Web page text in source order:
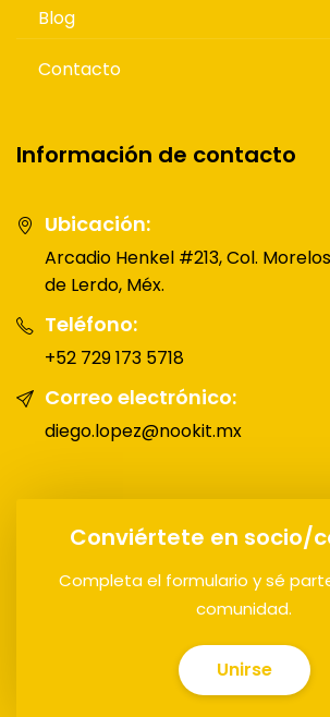
Blog
Contacto
Información de contacto
Ubicación:
Arcadio Henkel #213, Col.
de Lerdo, Méx.
Teléfono:
+52 729 173 5718
Correo electrónico:
diego.lopez@nookit.mx
Conviértete en socio/
Completa el formulario y sé
comunidad.
Unirse